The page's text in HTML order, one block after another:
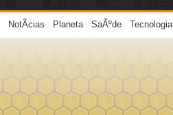
NotÃ­cias Planeta SaÃºde Tecnologia